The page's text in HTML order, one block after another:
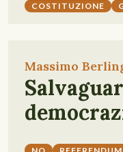
COSTITUZIONE
Massimo